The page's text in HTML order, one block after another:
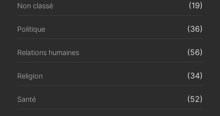
Non classé (19)
Politique (36)
Relations humaines (56)
Religion (34)
Santé (52)